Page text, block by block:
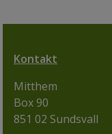
Kontakt
Mitthem
Box 90
851 02 Sundsvall